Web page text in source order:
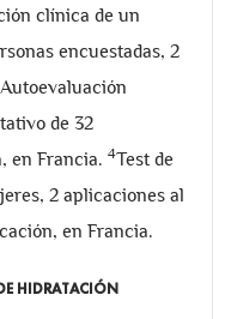
clínica de un
encuestadas, 2
Autoevaluación
de 32
en Francia. 4Test de
2 aplicaciones al
en Francia.
HIDRATACIÓN